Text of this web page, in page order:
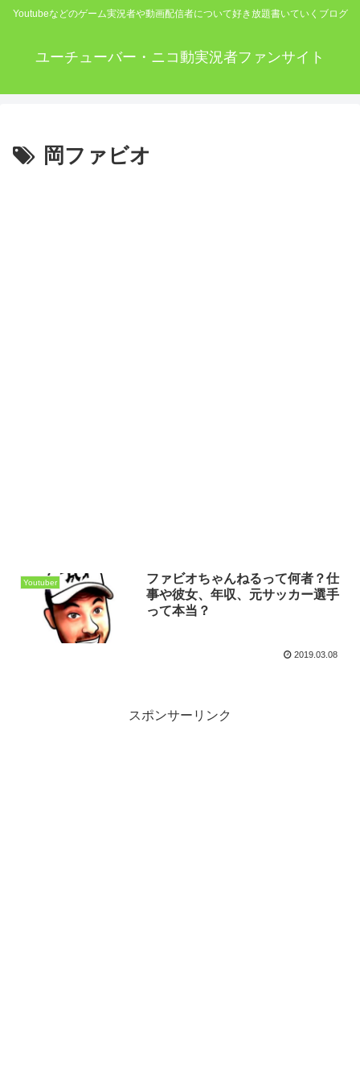
Youtubeなどのゲーム実況者や動画配信者について好き放題書いていくブログ
ユーチューバー・ニコ動実況者ファンサイト
岡ファビオ
Youtuber
ファビオちゃんねるって何者？仕
事や彼女、年収、元サッカー選手
って本当？
2019.03.08
スポンサーリンク